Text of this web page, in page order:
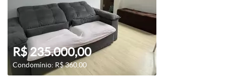
R$ 235.000,00
Condomínio: R$ 360,00